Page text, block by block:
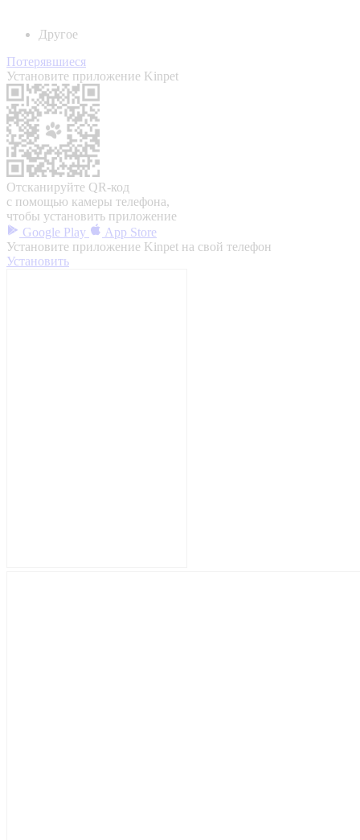
Другое
Потерявшиеся
Установите приложение Kinpet
Отсканируйте QR-код
с помощью камеры телефона,
чтобы установить приложение
Google Play
App Store
Установите приложение Kinpet на свой телефон
Установить